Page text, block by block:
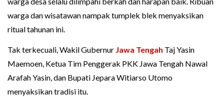
warga dan wisatawan nampak tumplek blek menyaksikan
ritual tahunan ini.
Tak terkecuali, Wakil Gubernur Jawa Tengah Taj Yasin
Maemoen, Ketua Tim Penggerak PKK Jawa Tengah Nawal
Arafah Yasin, dan Bupati Jepara Witiarso Utomo
menyaksikan tradisi itu.